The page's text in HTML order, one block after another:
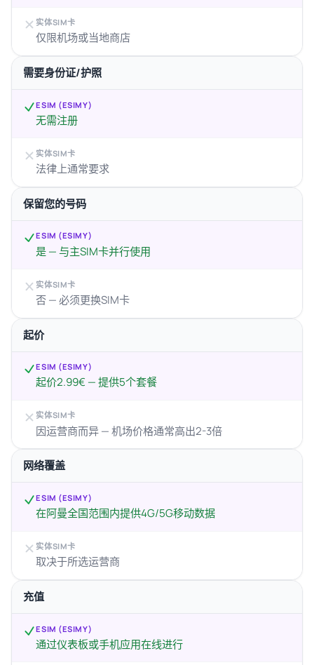
实体SIM卡
仅限机场或当地商店
需要身份证/护照
ESIM (ESIMY)
无需注册
实体SIM卡
法律上通常要求
保留您的号码
ESIM (ESIMY)
是 — 与主SIM卡并行使用
实体SIM卡
否 — 必须更换SIM卡
起价
ESIM (ESIMY)
起价2.99€ — 提供5个套餐
实体SIM卡
因运营商而异 — 机场价格通常高出2-3倍
网络覆盖
ESIM (ESIMY)
在阿曼全国范围内提供4G/5G移动数据
实体SIM卡
取决于所选运营商
充值
ESIM (ESIMY)
通过仪表板或手机应用在线进行